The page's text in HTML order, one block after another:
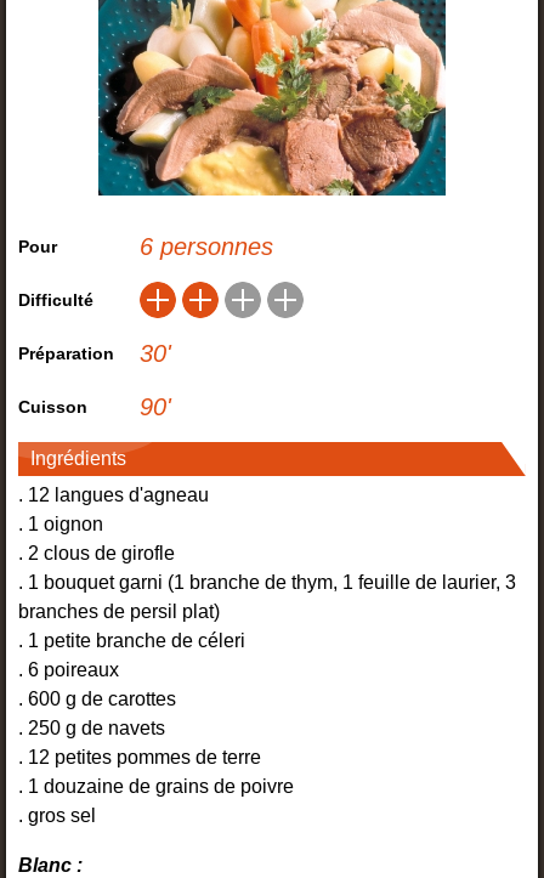
Pour 6 personnes
Difficulté
Préparation 30'
Cuisson 90'
Ingrédients
. 12 langues d'agneau
. 1 oignon
. 2 clous de girofle
. 1 bouquet garni (1 branche de thym, 1 feuille de laurier, 3
branches de persil plat)
. 1 petite branche de céleri
. 6 poireaux
. 600 g de carottes
. 250 g de navets
. 12 petites pommes de terre
. 1 douzaine de grains de poivre
. gros sel
Blanc :